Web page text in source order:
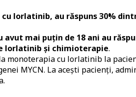
lorlatinib, au răspuns 30%
avut mai puțin de 18 ani au
lorlatinib și chimioterapie.
monoterapia cu lorlatinib la
MYCN. La aceşti pacienţi,